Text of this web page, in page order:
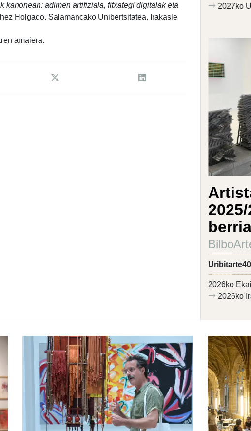
kanonean: adimen artifiziala, fitxategi digitalak eta
Holgado, Salamancako Unibertsitatea, Irakasle
amaiera.
2027ko
Uribitarte40
2026ko
2026ko